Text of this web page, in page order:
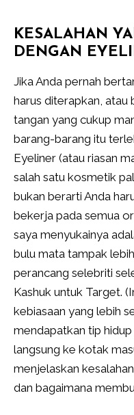
KESALAHAN
DENGAN
Jika Anda pernah
harus diterapkan, atau
tangan yang cukup
barang-barang itu
Eyeliner (atau riasan
salah satu kosmetik
bukan berarti Anda
bekerja pada semua
saya menyukainya
bulu mata tampak
perancang selebriti
Kashuk untuk Target.
kebiasaan yang lebih
mendapatkan tip
langsung ke kotak
menjelaskan
dan bagaimana